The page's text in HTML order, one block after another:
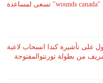
د.مريم بطرس:منظمة "wounds canada" تسعى لمساعدة
على تأشيرة كندا انسحاب لاعبة
من بطولة ​تورنتو​المفتوحة